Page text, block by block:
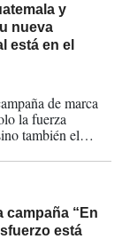
y
nueva
está en el
de marca
la fuerza
también el
como líder
campaña “En
está